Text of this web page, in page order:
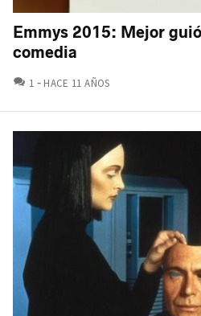
Emmys 2015: Mejor
comedia
1 COMENTARIOS
HACE 11 AÑOS